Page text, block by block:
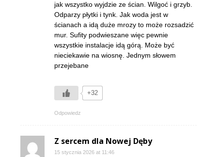
jak wszystko wyjdzie ze ścian. Wilgoć i grzyb.
Odparzy płytki i tynk. Jak woda jest w
ścianach a idą duże mrozy to może rozsadzić
mur. Sufity podwieszane więc pewnie
wszystkie instalacje idą górą. Może być
nieciekawie na wiosnę. Jednym słowem
przejebane
+32
Odpowiedz
Z sercem dla Nowej Dęby
15 stycznia 2026 at 11:46